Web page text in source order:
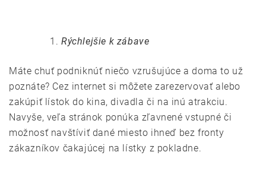
Rýchlejšie k zábave
Máte chuť podniknúť niečo vzrušujúce a doma to už
poznáte? Cez internet si môžete zarezervovať alebo
zakúpiť lístok do kina, divadla či na inú atrakciu.
Navyše, veľa stránok ponúka zľavnené vstupné či
možnosť navštíviť dané miesto ihneď bez fronty
zákazníkov čakajúcej na lístky z pokladne.